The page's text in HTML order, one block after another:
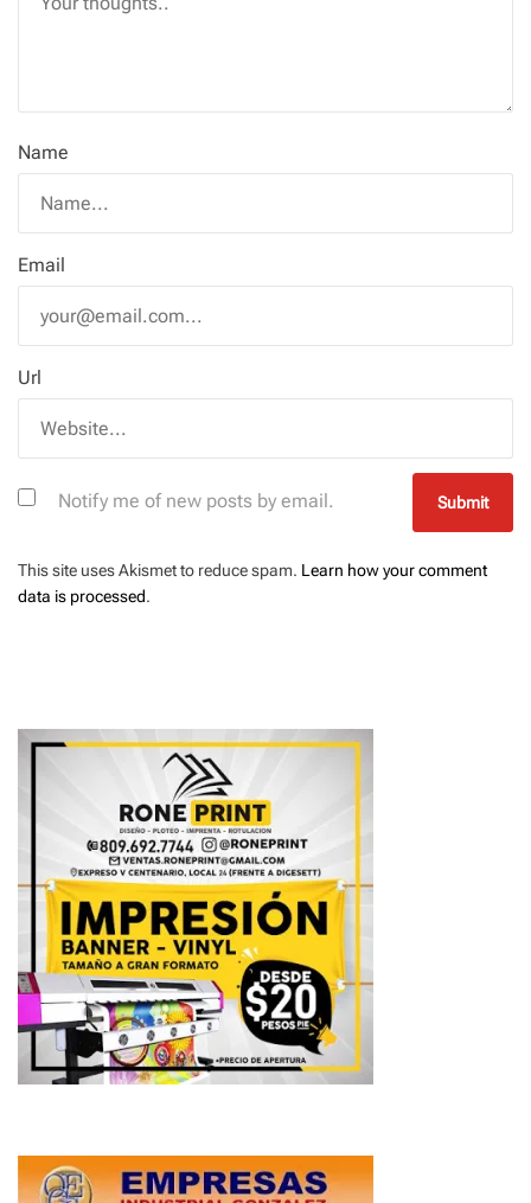
Name
Email
Url
Notify me of new posts by email.
This site uses Akismet to reduce spam. Learn how your comment
data is processed.